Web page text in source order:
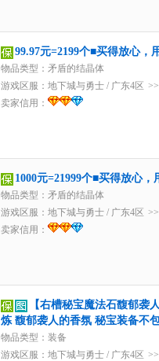
99.97元=2199个■买得放心，
物品类型：矛盾的结晶体
游戏区服： 地下城与勇士 / 广东4区
卖家信用：
1000元=21999个■买得放心
物品类型：矛盾的结晶体
游戏区服： 地下城与勇士 / 广东4区
卖家信用：
【右槽秘宝魔法石馥郁袭
炼 馥郁袭人的香氛 秘宝装备不
物品类型：装备
游戏区服： 地下城与勇士 / 广东4区